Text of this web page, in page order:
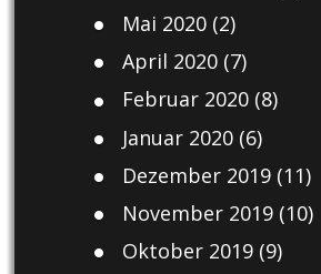
Mai 2020(2)
April 2020(7)
Februar 2020(8)
Januar 2020(6)
Dezember 2019(11)
November 2019(10)
Oktober 2019(9)